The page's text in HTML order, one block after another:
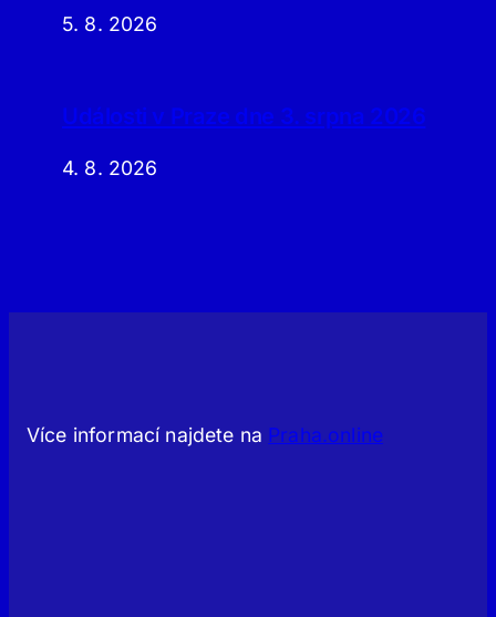
5. 8. 2026
Události v Praze dne 3. srpna 2026
4. 8. 2026
Více informací najdete na Praha.online